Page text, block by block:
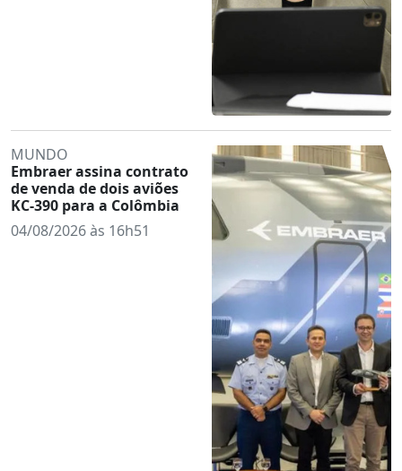
MUNDO
Embraer assina contrato
de venda de dois aviões
KC-390 para a Colômbia
04/08/2026 às 16h51